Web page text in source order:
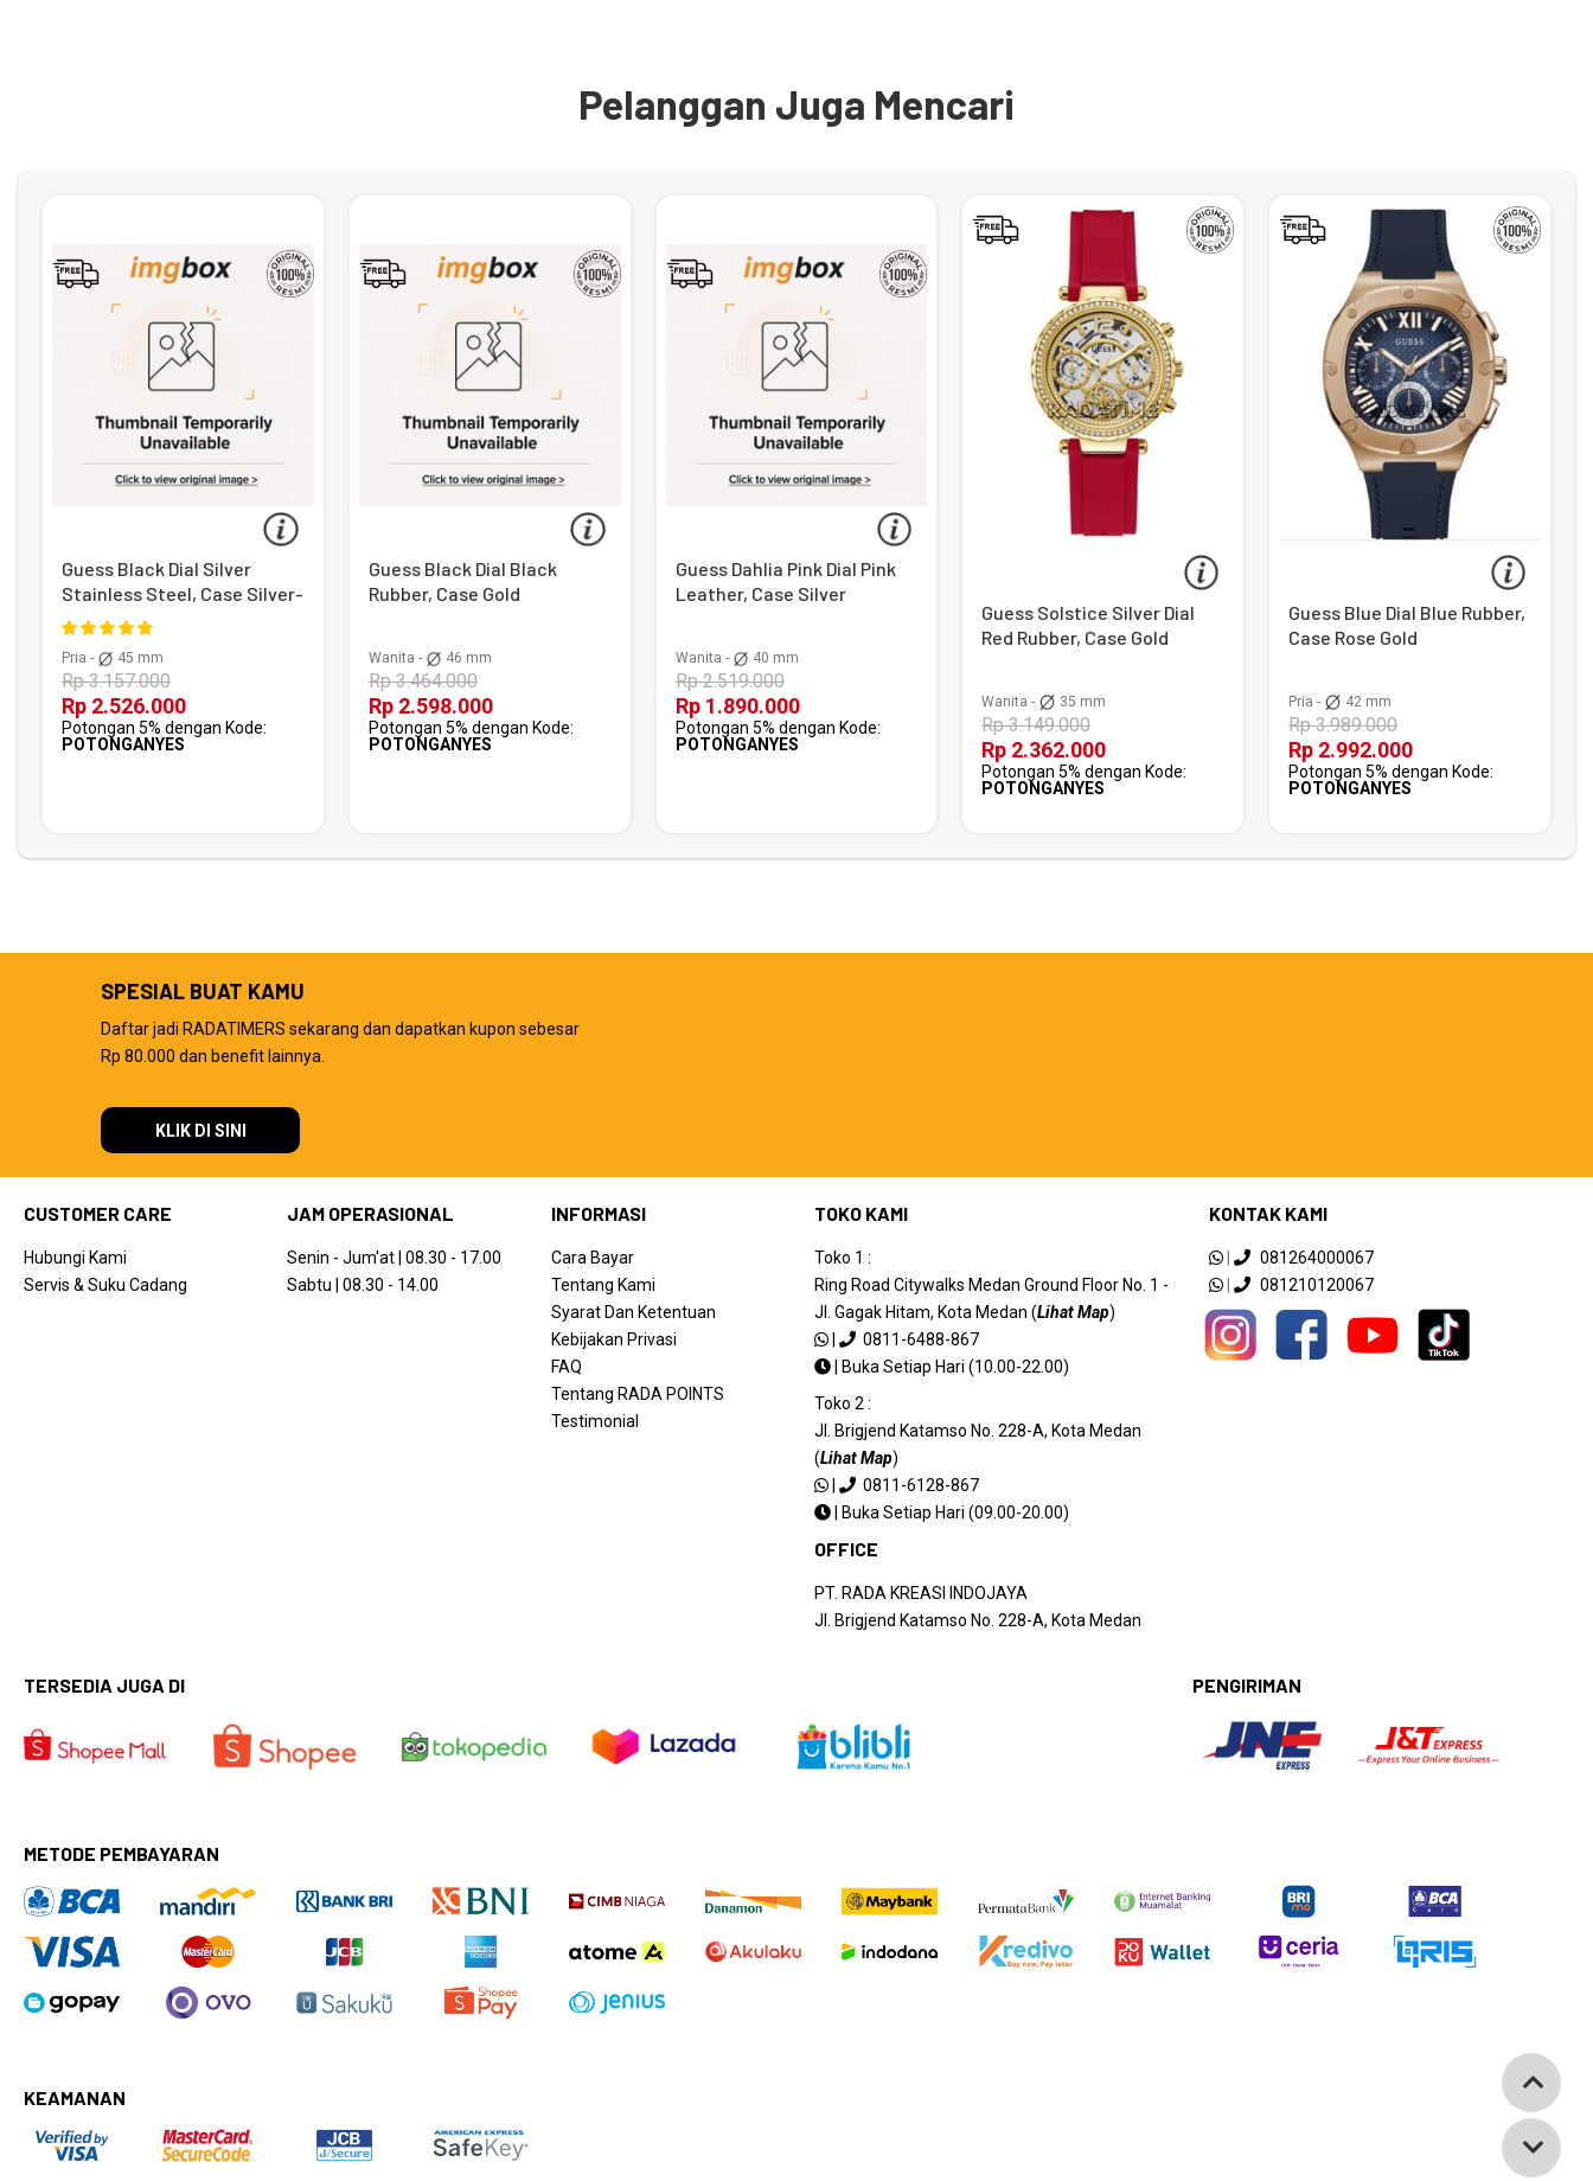
Pelanggan Juga Mencari
Guess Black Dial Silver
Stainless Steel, Case Silver-
Black
Pria - 45 mm
Rp 3.157.000
Rp 2.526.000
Potongan 5% dengan Kode:
POTONGANYES
Guess Black Dial Black
Rubber, Case Gold
Wanita - 46 mm
Rp 3.464.000
Rp 2.598.000
Potongan 5% dengan Kode:
POTONGANYES
Guess Dahlia Pink Dial Pink
Leather, Case Silver
Wanita - 40 mm
Rp 2.519.000
Rp 1.890.000
Potongan 5% dengan Kode:
POTONGANYES
Guess Solstice Silver Dial
Red Rubber, Case Gold
Wanita - 35 mm
Rp 3.149.000
Rp 2.362.000
Potongan 5% dengan Kode:
POTONGANYES
Guess Blue Dial Blue Rubber,
Case Rose Gold
Pria - 42 mm
Rp 3.989.000
Rp 2.992.000
Potongan 5% dengan Kode:
POTONGANYES
SPESIAL BUAT KAMU
Daftar jadi RADATIMERS sekarang dan dapatkan kupon sebesar
Rp 80.000 dan benefit lainnya.
KLIK DI SINI
CUSTOMER CARE
Hubungi Kami
Servis & Suku Cadang
JAM OPERASIONAL
Senin - Jum'at | 08.30 - 17.00
Sabtu | 08.30 - 14.00
INFORMASI
Cara Bayar
Tentang Kami
Syarat Dan Ketentuan
Kebijakan Privasi
FAQ
Tentang RADA POINTS
Testimonial
TOKO KAMI
Toko 1 :
Ring Road Citywalks Medan Ground Floor No. 1 -
Jl. Gagak Hitam, Kota Medan (Lihat Map)
|
0811-6488-867
|
Buka Setiap Hari (10.00-22.00)
Toko 2 :
Jl. Brigjend Katamso No. 228-A, Kota Medan
(Lihat Map)
|
0811-6128-867
|
Buka Setiap Hari (09.00-20.00)
OFFICE
PT. RADA KREASI INDOJAYA
Jl. Brigjend Katamso No. 228-A, Kota Medan
KONTAK KAMI
|
081264000067
|
081210120067
TERSEDIA JUGA DI PENGIRIMAN
METODE PEMBAYARAN
KEAMANAN